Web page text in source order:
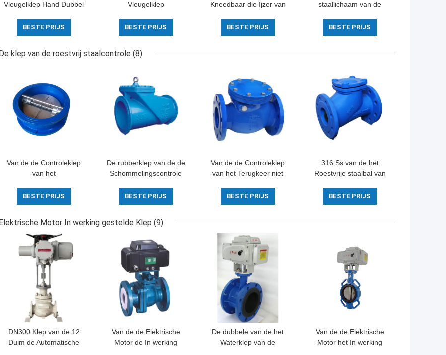
Vleugelklep Hand Dubbel
Metaal van het Merk
Groot Water aan Metaal
BESTE PRIJS
Vleugelklep
Vleugelkleppen van
Structuurflowseal
BESTE PRIJS
Kneedbaar die Ijzer van
voor Middelgroot
Chemisch product wordt
BESTE PRIJS
staallichaam van de
Norm van de de
Vleugelklepschijf met
BESTE PRIJS
De klep van de roestvrij staalcontrole (8)
Van de de Controleklep
van het
van de de
Vlinderschommeling van
Controleklep
BESTE PRIJS
De rubberklep van de de
Schommelingscontrole
staal voor Water en
Oliedamp
BESTE PRIJS
Van de de Controleklep
van het Terugkeer niet
Middelgrote Druk de Met
veerwerking
BESTE PRIJS
316 Ss van de het
Roestvrije staalbal van
de Controleklep van het
de Tegendrukbehoud
BESTE PRIJS
Elektrische Motor In werking gestelde Klep (9)
DN300 Klep van de 12
Duim de Automatische
Van de de Elektrische
Motor de In werking
De dubbele van de het
Waterklep van de
Van de de Elektrische
Motor het In werking